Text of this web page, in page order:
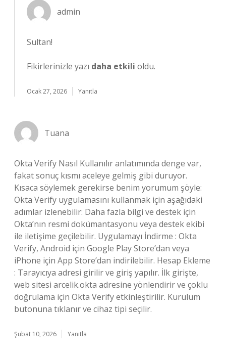
admin
Sultan!
Fikirlerinizle yazı daha etkili oldu.
Ocak 27, 2026 Yanıtla
Tuana
Okta Verify Nasıl Kullanılır anlatımında denge var,
fakat sonuç kısmı aceleye gelmiş gibi duruyor.
Kısaca söylemek gerekirse benim yorumum şöyle:
Okta Verify uygulamasını kullanmak için aşağıdaki
adımlar izlenebilir: Daha fazla bilgi ve destek için
Okta’nın resmi dokümantasyonu veya destek ekibi
ile iletişime geçilebilir. Uygulamayı İndirme : Okta
Verify, Android için Google Play Store’dan veya
iPhone için App Store’dan indirilebilir. Hesap Ekleme
: Tarayıcıya adresi girilir ve giriş yapılır. İlk girişte,
web sitesi arcelik.okta adresine yönlendirir ve çoklu
doğrulama için Okta Verify etkinleştirilir. Kurulum
butonuna tıklanır ve cihaz tipi seçilir.
Şubat 10, 2026 Yanıtla